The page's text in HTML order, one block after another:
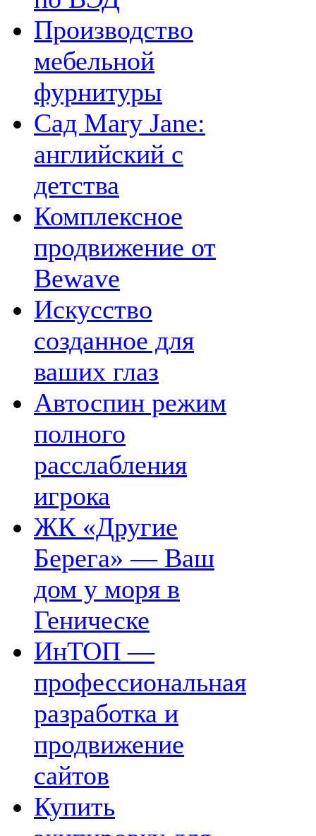
Производство
мебельной
фурнитуры
Сад Mary Jane:
английский с
детства
Комплексное
продвижение от
Bewave
Искусство
созданное для
ваших глаз
Автоспин режим
полного
расслабления
игрока
ЖК «Другие
Берега» — Ваш
дом у моря в
Геническе
ИнТОП —
профессиональная
разработка и
продвижение
сайтов
Купить